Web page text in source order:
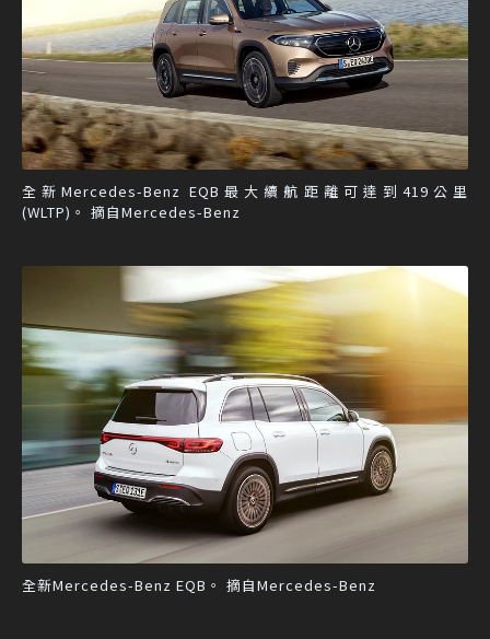
全新Mercedes-Benz EQB最大續航距離可達到419公里
(WLTP)。 摘自Mercedes-Benz
全新Mercedes-Benz EQB。 摘自Mercedes-Benz